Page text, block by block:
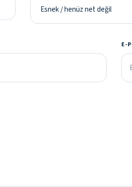
E-